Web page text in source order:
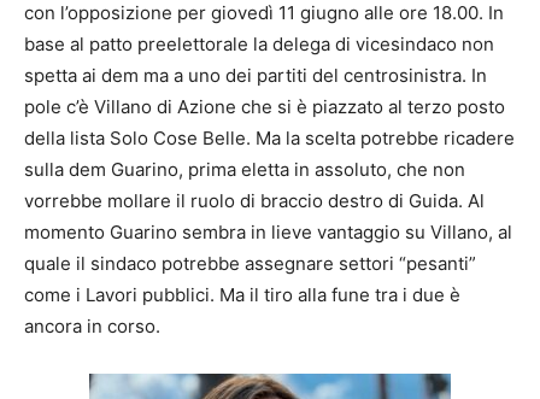
con l’opposizione per giovedì 11 giugno alle ore 18.00. In
base al patto preelettorale la delega di vicesindaco non
spetta ai dem ma a uno dei partiti del centrosinistra. In
pole c’è Villano di Azione che si è piazzato al terzo posto
della lista Solo Cose Belle. Ma la scelta potrebbe ricadere
sulla dem Guarino, prima eletta in assoluto, che non
vorrebbe mollare il ruolo di braccio destro di Guida. Al
momento Guarino sembra in lieve vantaggio su Villano, al
quale il sindaco potrebbe assegnare settori “pesanti”
come i Lavori pubblici. Ma il tiro alla fune tra i due è
ancora in corso.